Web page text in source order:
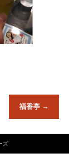
福香亭 →
ズ